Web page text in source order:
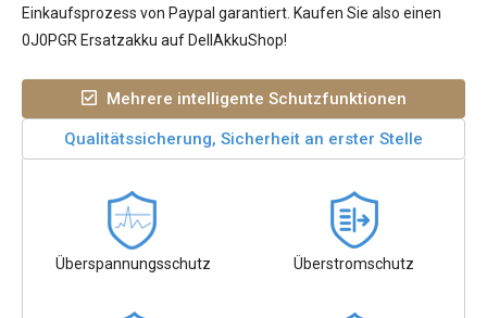
Einkaufsprozess von Paypal garantiert. Kaufen Sie also einen
0J0PGR Ersatzakku auf DellAkkuShop!
Mehrere intelligente Schutzfunktionen
Qualitätssicherung, Sicherheit an erster Stelle
Überspannungsschutz Überstromschutz